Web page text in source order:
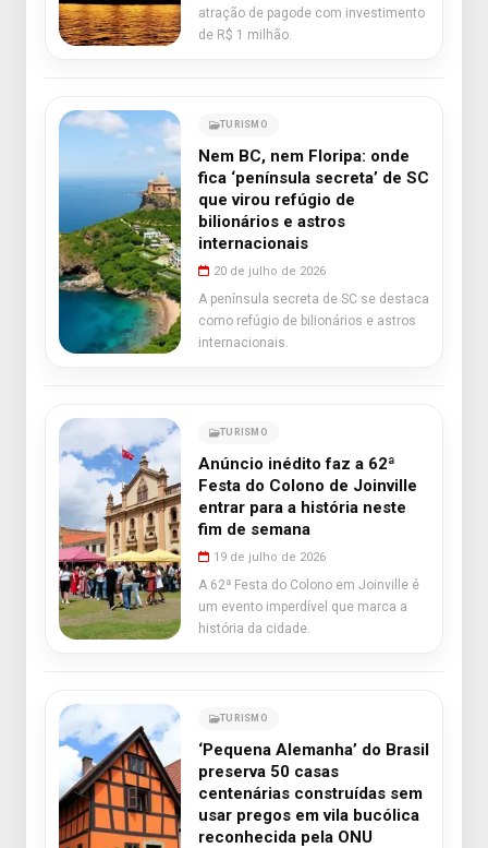
atração de pagode com investimento
de R$ 1 milhão.
TURISMO
Nem BC, nem Floripa: onde
fica ‘península secreta’ de SC
que virou refúgio de
bilionários e astros
internacionais
20 de julho de 2026
A península secreta de SC se destaca
como refúgio de bilionários e astros
internacionais.
TURISMO
Anúncio inédito faz a 62ª
Festa do Colono de Joinville
entrar para a história neste
fim de semana
19 de julho de 2026
A 62ª Festa do Colono em Joinville é
um evento imperdível que marca a
história da cidade.
TURISMO
‘Pequena Alemanha’ do Brasil
preserva 50 casas
centenárias construídas sem
usar pregos em vila bucólica
reconhecida pela ONU